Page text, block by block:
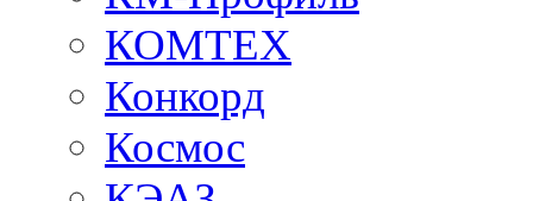
КОМТЕХ
Конкорд
Космос